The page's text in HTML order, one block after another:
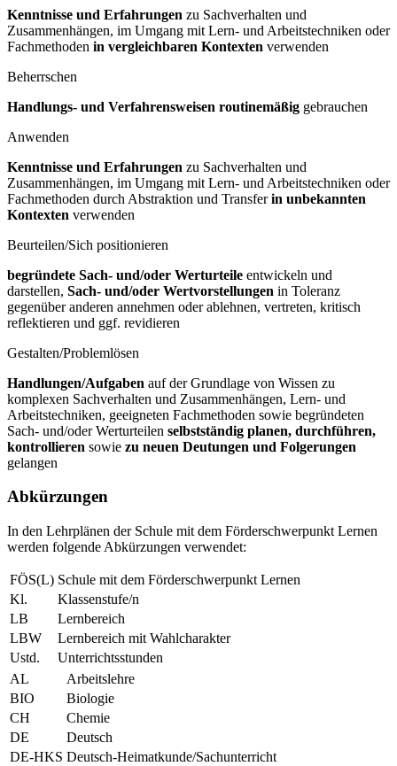
Kenntnisse und Erfahrungen zu Sachverhalten und
Zusammenhängen, im Umgang mit Lern- und Arbeitstechniken oder
Fachmethoden in vergleichbaren Kontexten verwenden
Beherrschen
Handlungs- und Verfahrensweisen routinemäßig gebrauchen
Anwenden
Kenntnisse und Erfahrungen zu Sachverhalten und
Zusammenhängen, im Umgang mit Lern- und Arbeitstechniken oder
Fachmethoden durch Abstraktion und Transferin unbekannten
Kontexten verwenden
Beurteilen/Sich positionieren
begründete Sach- und/oder Werturteile entwickeln und
darstellen, Sach- und/oder Wertvorstellungen in Toleranz
gegenüber anderen annehmen oder ablehnen, vertreten, kritisch
reflektieren und ggf. revidieren
Gestalten/Problemlösen
Handlungen/Aufgaben auf der Grundlage von Wissen zu
komplexen Sachverhalten und Zusammenhängen, Lern- und
Arbeitstechniken, geeigneten Fachmethoden sowie begründeten
Sach- und/oder Werturteilen selbstständig planen, durchführen,
kontrollieren sowie zu neuen Deutungen und Folgerungen
gelangen
Abkürzungen
In den Lehrplänen der Schule mit dem Förderschwerpunkt Lernen
werden folgende Abkürzungen verwendet:
FÖS(L) Schule mit dem Förderschwerpunkt Lernen
Kl.
Klassenstufe/n
LB
Lernbereich
LBW
Lernbereich mit Wahlcharakter
Ustd.
Unterrichtsstunden
AL
Arbeitslehre
BIO
Biologie
CH
Chemie
DE
Deutsch
DE-HKS Deutsch-Heimatkunde/Sachunterricht